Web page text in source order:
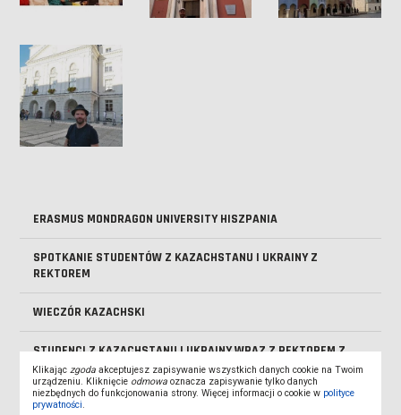
ERASMUS MONDRAGON UNIVERSITY HISZPANIA
SPOTKANIE STUDENTÓW Z KAZACHSTANU I UKRAINY Z
REKTOREM
WIECZÓR KAZACHSKI
STUDENCI Z KAZACHSTANU I UKRAINY WRAZ Z REKTOREM Z
WIZYTĄ U MARSZAŁKA
OBÓZ W SZKLARSKIEJ PORĘBIE
Klikajączgoda akceptujesz zapisywanie wszystkich danych cookie na Twoim
urządzeniu. Kliknięcie odmowa oznacza zapisywanie tylko danych
niezbędnych do funkcjonowania strony. Więcej informacji o cookie w polityce
prywatności.